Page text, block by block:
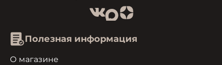
Полезная информация
О магазине